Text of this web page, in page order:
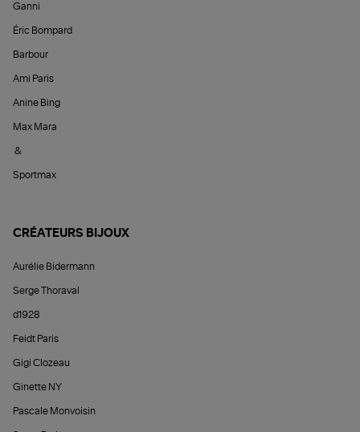
Ganni
Éric Bompard
Barbour
Ami Paris
Anine Bing
Max Mara
&
Sportmax
CRÉATEURS BIJOUX
Aurélie Bidermann
Serge Thoraval
d1928
Feidt Paris
Gigi Clozeau
Ginette NY
Pascale Monvoisin